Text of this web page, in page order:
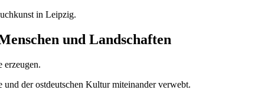
in Leipzig.
und Landschaften
erzeugen.
und der ostdeutschen Kultur miteinander verwebt.